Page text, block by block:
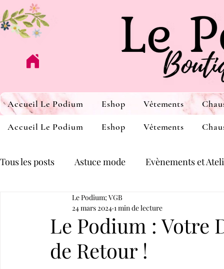
Accueil Le Podium Eshop Vêtements
Accueil Le Podium Eshop Vêtements
Tous les posts Astuce mode Evènements et
Le Podium : Votre
de Retour !
Le Podium; VGB
24 mars 2024 1 min de lecture